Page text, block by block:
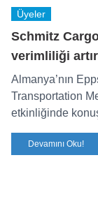
Üyeler
Schmitz
verimliliği
Almanya’nın
Transportation
etkinliğinde
Devamını Oku!